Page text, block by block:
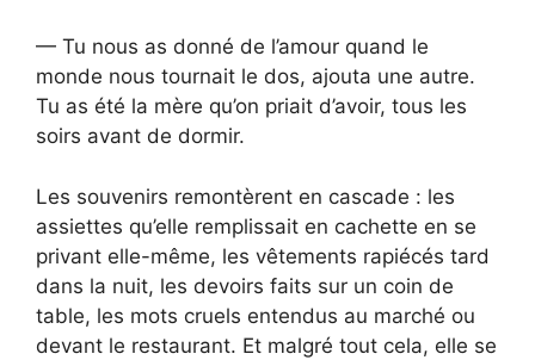
— Tu nous as donné de l’amour quand le
monde nous tournait le dos, ajouta une autre.
Tu as été la mère qu’on priait d’avoir, tous les
soirs avant de dormir.
Les souvenirs remontèrent en cascade : les
assiettes qu’elle remplissait en cachette en se
privant elle-même, les vêtements rapiécés tard
dans la nuit, les devoirs faits sur un coin de
table, les mots cruels entendus au marché ou
devant le restaurant. Et malgré tout cela, elle se